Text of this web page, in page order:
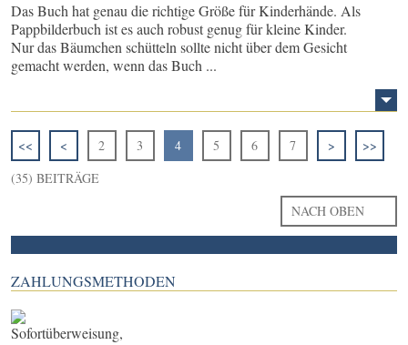
Das Buch hat genau die richtige Größe für Kinderhände. Als
Pappbilderbuch ist es auch robust genug für kleine Kinder.
Nur das Bäumchen schütteln sollte nicht über dem Gesicht
gemacht werden, wenn das Buch ...
<< < 2 3 4 5 6 7 >
>>
(35) BEITRÄGE
NACH OBEN
ZAHLUNGSMETHODEN